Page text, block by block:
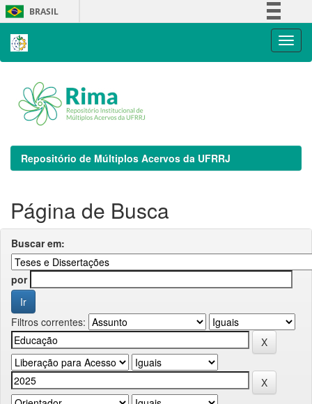
Skip
navigation
BRASIL
Repositório de Múltiplos Acervos da UFRRJ
Página de Busca
Buscar em:
por
Filtros correntes: